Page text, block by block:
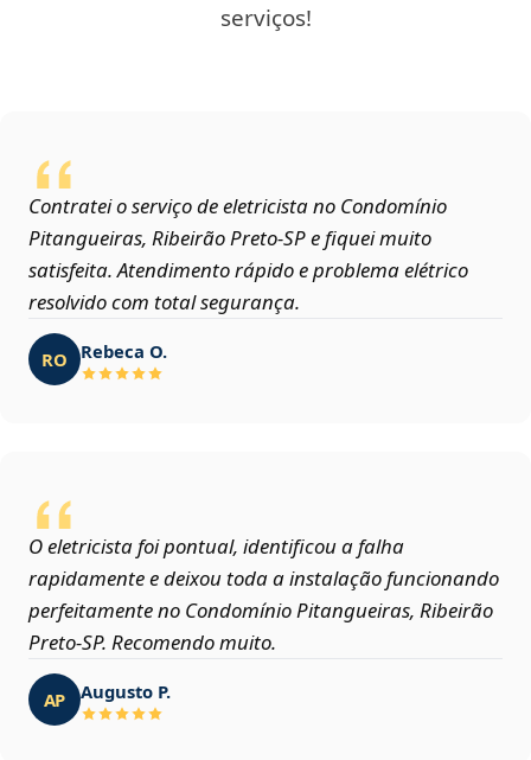
serviços!
Contratei o serviço de eletricista no Condomínio
Pitangueiras, Ribeirão Preto‑SP e fiquei muito
satisfeita. Atendimento rápido e problema elétrico
resolvido com total segurança.
RO Rebeca O.
O eletricista foi pontual, identificou a falha
rapidamente e deixou toda a instalação funcionando
perfeitamente no Condomínio Pitangueiras, Ribeirão
Preto‑SP. Recomendo muito.
AP Augusto P.